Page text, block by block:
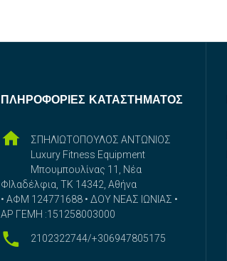
ΠΛΗΡΟΦΟΡΊΕΣ ΚΑΤΑΣΤΉΜΑΤΟΣ
ΣΠΗΛΙΩΤΟΠΟΥΛΟΣ ΑΝΤΩΝΙΟΣ
Luxury Fitness Equipment
Μπουμπουλίνας 11, Νέα
ΦΙλαδέλφια, ΤΚ 14342, Αθήνα
• ΑΦΜ 124771688 • ΔΟΥ ΝΕΑΣ ΙΩΝΙΑΣ •
ΑΡ ΓΕΜΗ :151258003000
2102322744/+306947805175